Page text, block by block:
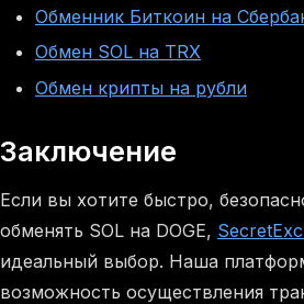
Обменник Биткоин на
Обмен SOL на TRX
Обмен крипты на рубли
Заключение
Если вы хотите быстро,
обменять SOL на DOGE,
идеальный выбор. Наша
возможность осуществления